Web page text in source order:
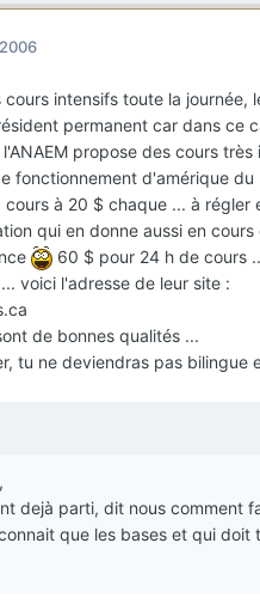
intensifs toute la
permanent car dans ce
propose des cours
fonctionnement d'amérique
à 20 $ chaque ... à régler
qui en donne aussi en
60 $ pour 24 h de cours
voici l'adresse de leur site :
de bonnes qualités ...
tu ne deviendras pas
dejà parti, dit nous comment
que les bases et qui doit